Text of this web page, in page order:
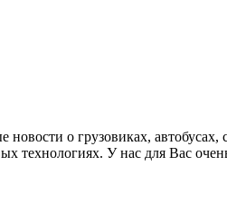
новости о грузовиках,
технологиях. У нас для Вас